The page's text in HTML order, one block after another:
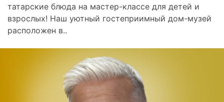
татарские блюда на мастер-классе для детей и
взрослых! Наш уютный гостеприимный дом-музей
расположен в..